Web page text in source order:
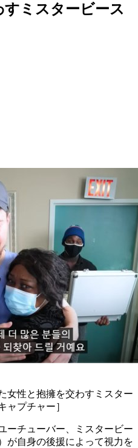
ミスタービース
女性と抱擁を交わすミスター
プチャー］
ーチューバー、ミスタービー
が自身の後援によって視力を